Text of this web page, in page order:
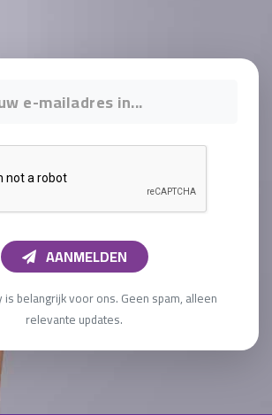
AANMELDEN
is belangrijk voor ons. Geen spam, alleen
relevante updates.